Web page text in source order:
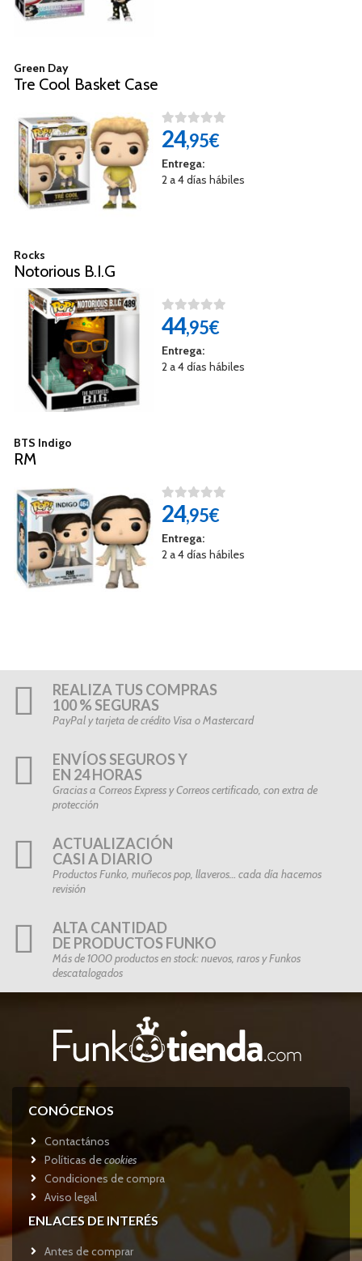
Green Day
Tre Cool Basket Case
24,95€
Entrega:
2 a 4 días hábiles
Rocks
Notorious B.I.G
44,95€
Entrega:
2 a 4 días hábiles
BTS Indigo
RM
24,95€
Entrega:
2 a 4 días hábiles
REALIZA TUS COMPRAS
100 % SEGURAS
PayPal y tarjeta de crédito Visa o Mastercard
ENVÍOS SEGUROS Y
EN 24 HORAS
Gracias a Correos Express y Correos certificado, con extra de
protección
ACTUALIZACIÓN
CASI A DIARIO
Productos Funko, muñecos pop, llaveros… cada día hacemos
revisión
ALTA CANTIDAD
DE PRODUCTOS FUNKO
Más de 1000 productos en stock: nuevos, raros y Funkos
descatalogados
CONÓCENOS
Contactános
Políticas decookies
Condiciones de compra
Aviso legal
ENLACES DE INTERÉS
Antes de comprar